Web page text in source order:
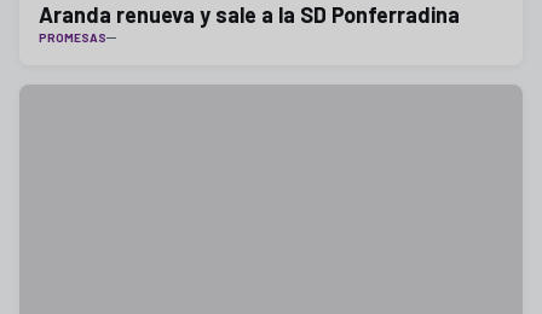
Aranda renueva y sale a la SD Ponferradina
PROMESAS